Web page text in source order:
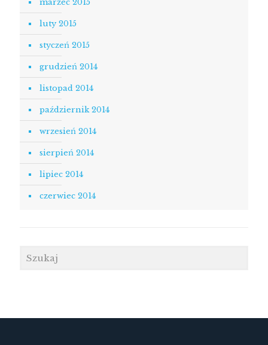
marzec 2015
luty 2015
styczeń 2015
grudzień 2014
listopad 2014
październik 2014
wrzesień 2014
sierpień 2014
lipiec 2014
czerwiec 2014